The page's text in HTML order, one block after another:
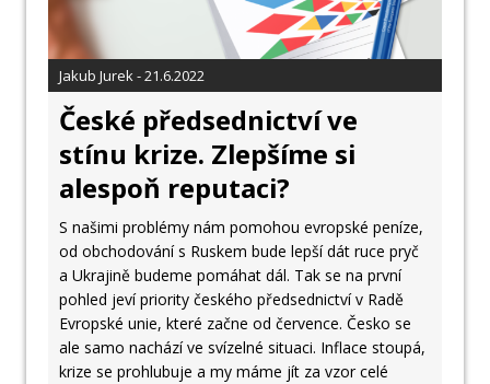
Jakub Jurek - 21.6.2022
České předsednictví ve
stínu krize. Zlepšíme si
alespoň reputaci?
S našimi problémy nám pomohou evropské peníze,
od obchodování s Ruskem bude lepší dát ruce pryč
a Ukrajině budeme pomáhat dál. Tak se na první
pohled jeví priority českého předsednictví v Radě
Evropské unie, které začne od července. Česko se
ale samo nachází ve svízelné situaci. Inflace stoupá,
krize se prohlubuje a my máme jít za vzor celé